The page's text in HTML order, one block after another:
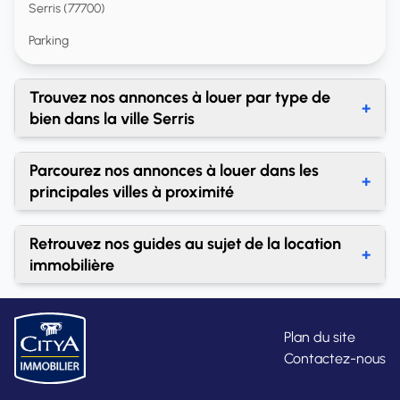
Serris (77700)
Parking
Trouvez nos annonces à louer par type de
bien dans la ville Serris
+
Location parking Serris
Parcourez nos annonces à louer dans les
principales villes à proximité
+
Location immobilière Chessy
Location immobilière Montévrain
Location immobilière Bussy-Saint-Georges
Location immobilière Chalifert
Location immobilière Lagny-sur-Marne
Retrouvez nos guides au sujet de la location
immobilière
+
À quoi sert la loi Pinel pour l’investissement locatif ?
Acheter ou louer : que faire ?
Apport immobilier : un élément important lors de
Plan du site
Contactez-nous